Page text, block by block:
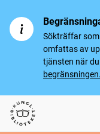
Sökträffar
omfattas av
tjänsten när
begränsningen.
Svenska tidningar